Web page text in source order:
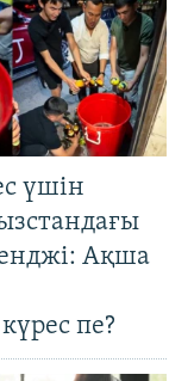
үшін
Ақша
пе?